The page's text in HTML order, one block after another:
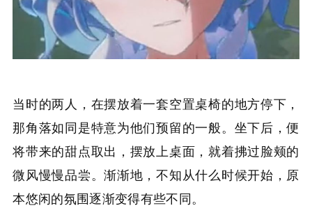
当时的两人，在摆放着一套空置桌椅的地方停下，
那角落如同是特意为他们预留的一般。坐下后，便
将带来的甜点取出，摆放上桌面，就着拂过脸颊的
微风慢慢品尝。渐渐地，不知从什么时候开始，原
本悠闲的氛围逐渐变得有些不同。